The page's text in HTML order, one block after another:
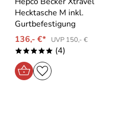
Hecktasche M inkl.
Gurtbefestigung
136,- €*
UVP 150,- €
***** (4)